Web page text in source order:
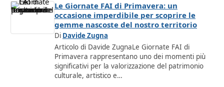
Le Giornate FAI di Primavera: un
occasione imperdibile per scoprire le
gemme nascoste del nostro territorio
Di Davide Zugna
Articolo di Davide ZugnaLe Giornate FAI di
Primavera rappresentano uno dei momenti più
significativi per la valorizzazione del patrimonio
culturale, artistico e…